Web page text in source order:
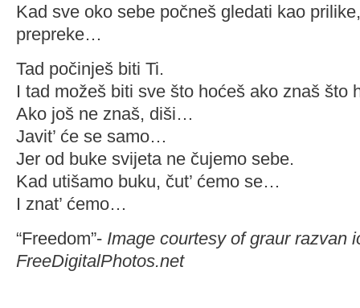
Kad sve oko sebe počneš gledati kao
prepreke…
Tad počinješ biti Ti.
I tad možeš biti sve što hoćeš ako znaš što
Ako još ne znaš, diši…
Javit’ će se samo…
Jer od buke svijeta ne čujemo sebe.
Kad utišamo buku, čut’ ćemo se…
I znat’ ćemo…
“Freedom”- Image courtesy of graur razvan
FreeDigitalPhotos.net